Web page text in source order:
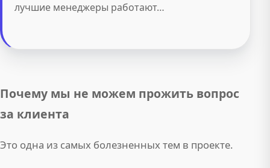
лучшие менеджеры работают…
Почему мы не можем прожить вопрос
за клиента
Это одна из самых болезненных тем в проекте.